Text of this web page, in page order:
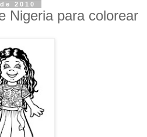
2010
Nigeria para colorear